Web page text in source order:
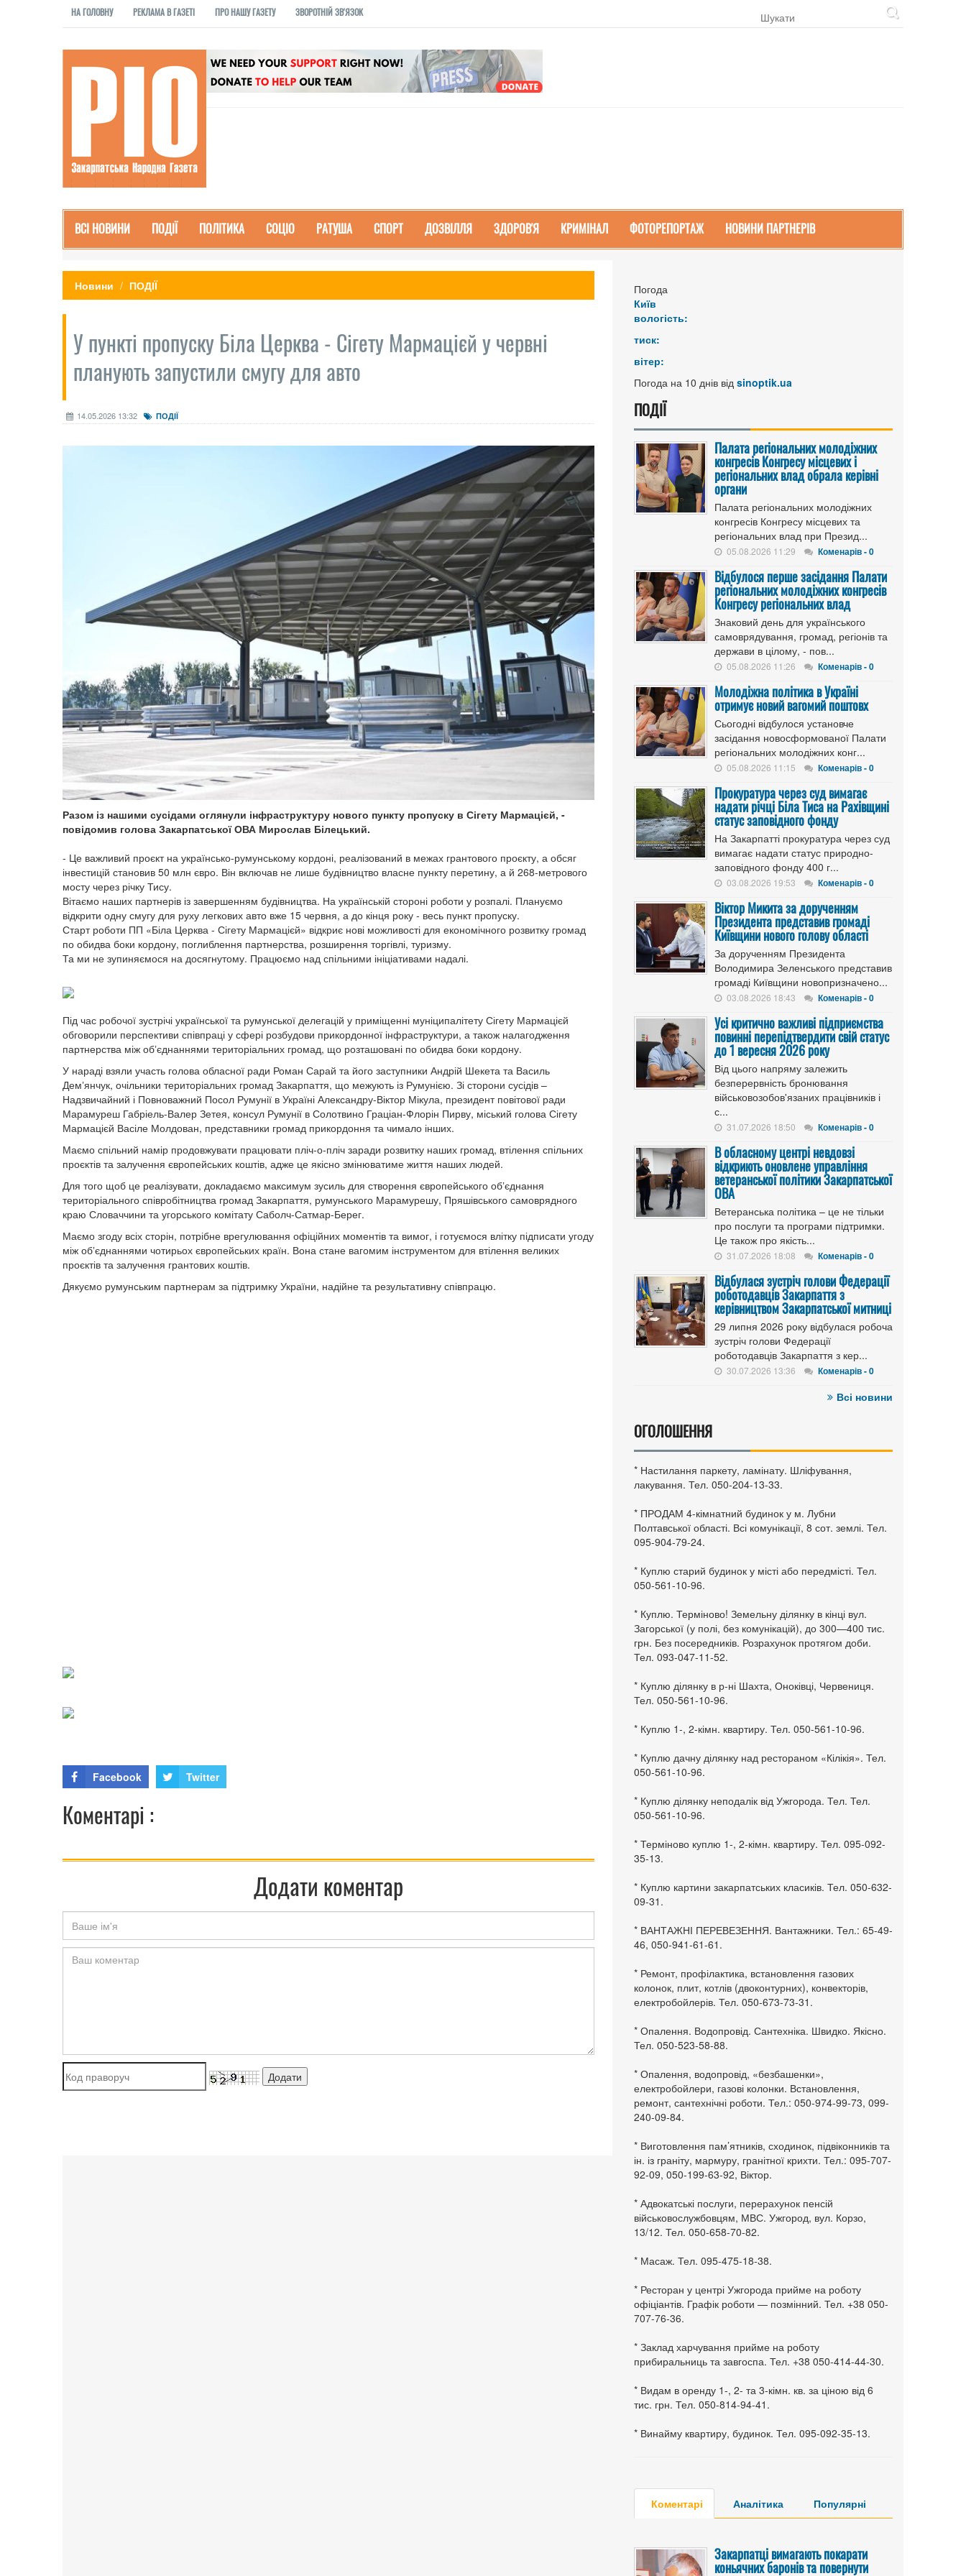
НА ГОЛОВНУ РЕКЛАМА В ГАЗЕТІ ПРО НАШУ ГАЗЕТУ ЗВОРОТНІЙ ЗВ'ЯЗОК
ВСІ НОВИНИ ПОДІЇ ПОЛІТИКА СОЦІО РАТУША СПОРТ ДОЗВІЛЛЯ ЗДОРОВ'Я КРИМІНАЛ ФОТОРЕПОРТАЖ НОВИНИ ПАРТНЕРІВ
Новини ПОДІЇ
У пункті пропуску Біла Церква - Сігету Мармацієй у червні
планують запустили смугу для авто
14.05.2026 13:32 ПОДІЇ
Разом із нашими сусідами оглянули інфраструктуру нового пункту пропуску в Сігету Мармацієй, -
повідомив голова Закарпатської ОВА Мирослав Білецький.
- Це важливий проєкт на українсько-румунському кордоні, реалізований в межах грантового проєкту, а обсяг
інвестицій становив 50 млн євро. Він включав не лише будівництво власне пункту перетину, а й 268-метрового
мосту через річку Тису.
Вітаємо наших партнерів із завершенням будівництва. На українській стороні роботи у розпалі. Плануємо
відкрити одну смугу для руху легкових авто вже 15 червня, а до кінця року - весь пункт пропуску.
Старт роботи ПП «Біла Церква - Сігету Мармацієй» відкриє нові можливості для економічного розвитку громад
по обидва боки кордону, поглиблення партнерства, розширення торгівлі, туризму.
Та ми не зупиняємося на досягнутому. Працюємо над спільними ініціативами надалі.
Під час робочої зустрічі української та румунської делегацій у приміщенні муніципалітету Сігету Мармацієй
обговорили перспективи співпраці у сфері розбудови прикордонної інфраструктури, а також налагодження
партнерства між обʼєднаннями територіальних громад, що розташовані по обидва боки кордону.
У нараді взяли участь голова обласної ради Роман Сарай та його заступники Андрій Шекета та Василь
Демʼянчук, очільники територіальних громад Закарпаття, що межують із Румунією. Зі сторони сусідів –
Надзвичайний і Повноважний Посол Румунії в Україні Александру-Віктор Мікула, президент повітової ради
Марамуреш Габріель-Валер Зетея, консул Румунії в Солотвино Граціан-Флорін Пирву, міський голова Сігету
Мармацієй Васіле Молдован, представники громад прикордоння та чимало інших.
Маємо спільний намір продовжувати працювати пліч-о-пліч заради розвитку наших громад, втілення спільних
проєктів та залучення європейських коштів, адже це якісно змінюватиме життя наших людей.
Для того щоб це реалізувати, докладаємо максимум зусиль для створення європейського обʼєднання
територіального співробітництва громад Закарпаття, румунського Марамурешу, Пряшівського самоврядного
краю Словаччини та угорського комітату Саболч-Сатмар-Берег.
Маємо згоду всіх сторін, потрібне врегулювання офіційних моментів та вимог, і готуємося влітку підписати угоду
між обʼєднаннями чотирьох європейських країн. Вона стане вагомим інструментом для втілення великих
проєктів та залучення грантових коштів.
Дякуємо румунським партнерам за підтримку України, надійне та результативну співпрацю.
Facebook Twitter
Коментарі :
Додати коментар
Погода
Київ
вологість:
тиск:
вітер:
Погода на 10 днів від sinoptik.ua
ПОДІЇ
Палата регіональних молодіжних
конгресів Конгресу місцевих і
регіональних влад обрала керівні
органи
Палата регіональних молодіжних
конгресів Конгресу місцевих та
регіональних влад при Презид...
05.08.2026 11:29 Коменарів - 0
Відбулося перше засідання Палати
регіональних молодіжних конгресів
Конгресу регіональних влад
Знаковий день для українського
самоврядування, громад, регіонів та
держави в цілому, - пов...
05.08.2026 11:26 Коменарів - 0
Молодіжна політика в Україні
отримує новий вагомий поштовх
Сьогодні відбулося установче
засідання новосформованої Палати
регіональних молодіжних конг...
05.08.2026 11:15 Коменарів - 0
Прокуратура через суд вимагає
надати річці Біла Тиса на Рахівщині
статус заповідного фонду
На Закарпатті прокуратура через суд
вимагає надати статус природно-
заповідного фонду 400 г...
03.08.2026 19:53 Коменарів - 0
Віктор Микита за дорученням
Президента представив громаді
Київщини нового голову області
За дорученням Президента
Володимира Зеленського представив
громаді Київщини новопризначено...
03.08.2026 18:43 Коменарів - 0
Усі критично важливі підприємства
повинні перепідтвердити свій статус
до 1 вересня 2026 року
Від цього напряму залежить
безперервність бронювання
військовозобов'язаних працівників і
с...
31.07.2026 18:50 Коменарів - 0
В обласному центрі невдовзі
відкриють оновлене управління
ветеранської політики Закарпатської
ОВА
Ветеранська політика – це не тільки
про послуги та програми підтримки.
Це також про якість...
31.07.2026 18:08 Коменарів - 0
Відбулася зустріч голови Федерації
роботодавців Закарпаття з
керівництвом Закарпатської митниці
29 липня 2026 року відбулася робоча
зустріч голови Федерації
роботодавців Закарпаття з кер...
30.07.2026 13:36 Коменарів - 0
Всі новини
ОГОЛОШЕННЯ
* Настилання паркету, ламінату. Шліфування,
лакування. Тел. 050-204-13-33.
* ПРОДАМ 4-кімнатний будинок у м. Лубни
Полтавської області. Всі комунікації, 8 сот. землі. Тел.
095-904-79-24.
* Куплю старий будинок у місті або передмісті. Тел.
050-561-10-96.
* Куплю. Терміново! Земельну ділянку в кінці вул.
Загорської (у полі, без комунікацій), до 300—400 тис.
грн. Без посередників. Розрахунок протягом доби.
Тел. 093-047-11-52.
* Куплю ділянку в р-ні Шахта, Оноківці, Червениця.
Тел. 050-561-10-96.
* Куплю 1-, 2-кімн. квартиру. Тел. 050-561-10-96.
* Куплю дачну ділянку над рестораном «Кілікія». Тел.
050-561-10-96.
* Куплю ділянку неподалік від Ужгорода. Тел. Тел.
050-561-10-96.
* Терміново куплю 1-, 2-кімн. квартиру. Тел. 095-092-
35-13.
* Куплю картини закарпатських класиків. Тел. 050-632-
09-31.
* ВАНТАЖНІ ПЕРЕВЕЗЕННЯ. Вантажники. Тел.: 65-49-
46, 050-941-61-61.
* Ремонт, профілактика, встановлення газових
колонок, плит, котлів (двоконтурних), конвекторів,
електробойлерів. Тел. 050-673-73-31.
* Опалення. Водопровід. Сантехніка. Швидко. Якісно.
Тел. 050-523-58-88.
* Опалення, водопровід, «безбашенки»,
електробойлери, газові колонки. Встановлення,
ремонт, сантехнічні роботи. Тел.: 050-974-99-73, 099-
240-09-84.
* Виготовлення пам’ятників, сходинок, підвіконників та
ін. із граніту, мармуру, гранітної крихти. Тел.: 095-707-
92-09, 050-199-63-92, Віктор.
* Адвокатські послуги, перерахунок пенсій
військовослужбовцям, МВС. Ужгород, вул. Корзо,
13/12. Тел. 050-658-70-82.
* Масаж. Тел. 095-475-18-38.
* Ресторан у центрі Ужгорода прийме на роботу
офіціантів. Графік роботи — позмінний. Тел. +38 050-
707-76-36.
* Заклад харчування прийме на роботу
прибиральниць та завгоспа. Тел. +38 050-414-44-30.
* Видам в оренду 1-, 2- та 3-кімн. кв. за ціною від 6
тис. грн. Тел. 050-814-94-41.
* Винайму квартиру, будинок. Тел. 095-092-35-13.
Коментарі Аналітика Популярні
Закарпатці вимагають покарати
коньячних баронів та повернути